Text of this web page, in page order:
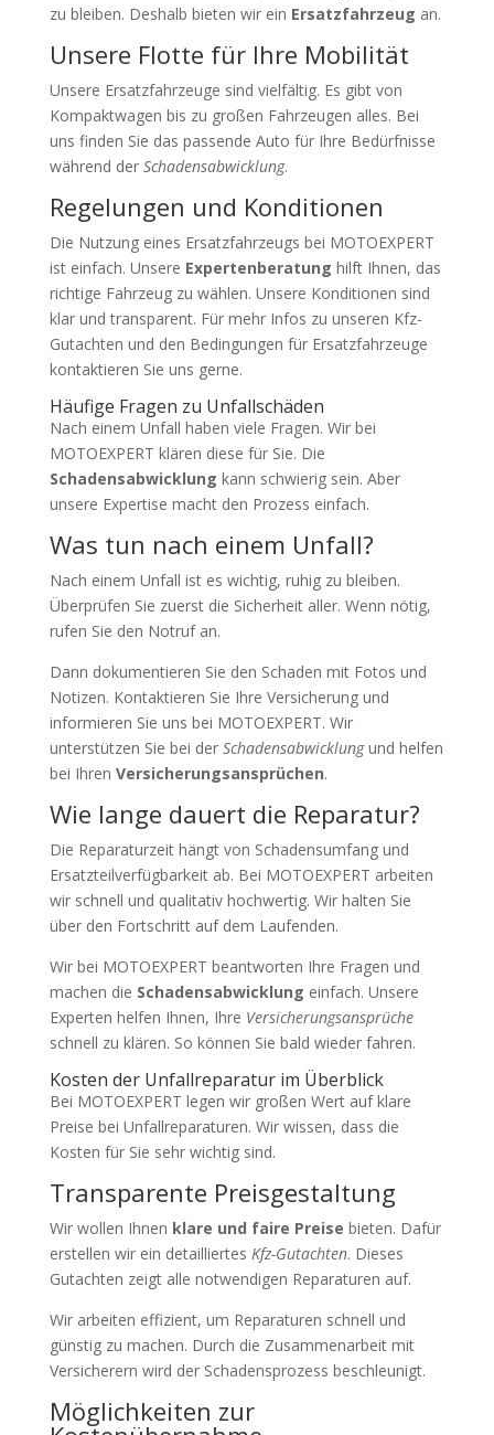
zu bleiben. Deshalb bieten wir ein Ersatzfahrzeug an.
Unsere Flotte für Ihre Mobilität
Unsere Ersatzfahrzeuge sind vielfältig. Es gibt von
Kompaktwagen bis zu großen Fahrzeugen alles. Bei
uns finden Sie das passende Auto für Ihre Bedürfnisse
während der Schadensabwicklung.
Regelungen und Konditionen
Die Nutzung eines Ersatzfahrzeugs bei MOTOEXPERT
ist einfach. Unsere Expertenberatung hilft Ihnen, das
richtige Fahrzeug zu wählen. Unsere Konditionen sind
klar und transparent. Für mehr Infos zu unseren Kfz-
Gutachten und den Bedingungen für Ersatzfahrzeuge
kontaktieren Sie uns gerne.
Häufige Fragen zu Unfallschäden
Nach einem Unfall haben viele Fragen. Wir bei
MOTOEXPERT klären diese für Sie. Die
Schadensabwicklung kann schwierig sein. Aber
unsere Expertise macht den Prozess einfach.
Was tun nach einem Unfall?
Nach einem Unfall ist es wichtig, ruhig zu bleiben.
Überprüfen Sie zuerst die Sicherheit aller. Wenn nötig,
rufen Sie den Notruf an.
Dann dokumentieren Sie den Schaden mit Fotos und
Notizen. Kontaktieren Sie Ihre Versicherung und
informieren Sie uns bei MOTOEXPERT. Wir
unterstützen Sie bei der Schadensabwicklungund helfen
bei Ihren Versicherungsansprüchen.
Wie lange dauert die Reparatur?
Die Reparaturzeit hängt von Schadensumfang und
Ersatzteilverfügbarkeit ab. Bei MOTOEXPERT arbeiten
wir schnell und qualitativ hochwertig. Wir halten Sie
über den Fortschritt auf dem Laufenden.
Wir bei MOTOEXPERT beantworten Ihre Fragen und
machen die Schadensabwicklung einfach. Unsere
Experten helfen Ihnen, Ihre Versicherungsansprüche
schnell zu klären. So können Sie bald wieder fahren.
Kosten der Unfallreparatur im Überblick
Bei MOTOEXPERT legen wir großen Wert auf klare
Preise bei Unfallreparaturen. Wir wissen, dass die
Kosten für Sie sehr wichtig sind.
Transparente Preisgestaltung
Wir wollen Ihnen klare und faire Preise bieten. Dafür
erstellen wir ein detailliertes Kfz-Gutachten. Dieses
Gutachten zeigt alle notwendigen Reparaturen auf.
Wir arbeiten effizient, um Reparaturen schnell und
günstig zu machen. Durch die Zusammenarbeit mit
Versicherern wird der Schadensprozess beschleunigt.
Möglichkeiten zur